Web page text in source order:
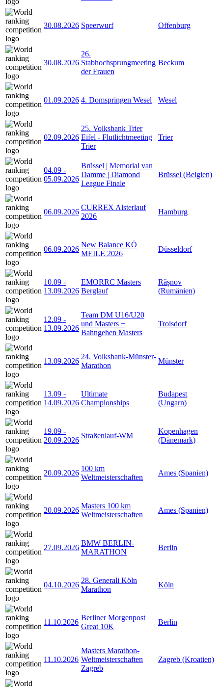
30.08.2026 Speerwurf Offenburg
30.08.2026
26.
Stabhochsprungmeeting
der Frauen
Beckum
01.09.2026 4. Domspringen Wesel Wesel
02.09.2026
25. Volksbank Trier
Eifel - Flutlichtmeeting
Trier
Trier
04.09 -
05.09.2026
Brüssel | Memorial van
Damme | Diamond
League Finale
Brüssel (Belgien)
06.09.2026
CURREX Alsterlauf
2026
Hamburg
06.09.2026
New Balance KÖ
MEILE 2026
Düsseldorf
10.09 -
13.09.2026
EMORRC Masters
Berglauf
Râșnov
(Rumänien)
12.09 -
13.09.2026
Team DM U16/U20
und Masters +
Bahngehen Masters
Troisdorf
13.09.2026
24. Volksbank-Münster-
Marathon
Münster
13.09 -
14.09.2026
Ultimate
Championships
Budapest
(Ungarn)
19.09 -
20.09.2026
Straßenlauf-WM
Kopenhagen
(Dänemark)
20.09.2026
100 km
Weltmeisterschaften
Ames (Spanien)
20.09.2026
Masters 100 km
Weltmeisterschaften
Ames (Spanien)
27.09.2026
BMW BERLIN-
MARATHON
Berlin
04.10.2026
28. Generali Köln
Marathon
Köln
11.10.2026
Berliner Morgenpost
Great 10K
Berlin
11.10.2026
Masters Marathon-
Weltmeisterschaften
Zagreb
Zagreb (Kroatien)